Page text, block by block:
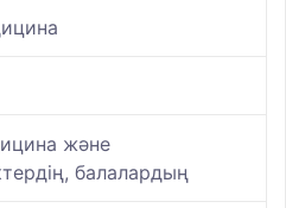
және
балалардың